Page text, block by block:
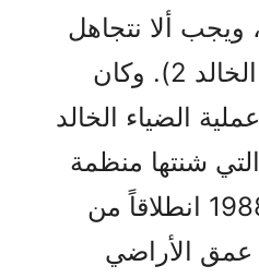
ويجب ألا نتجاهل
خطر اندلاع (الضياء الخالد 2). وكان
الضياء الخالد
شنتها منظمة
مجاهدي خلق عام 1988 انطلاقاً من
الأراضي